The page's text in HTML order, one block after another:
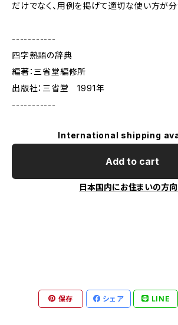
だけでなく、用例を掲げて適切な使い方が分
-----------
四字熟語の辞典
編著：三省堂編修所
出版社：三省堂 1991年
-----------
International shipping
Add to cart
日本国内にお住まいの方
保存 シェア LINE